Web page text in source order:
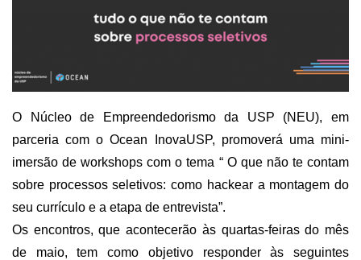
Polo São Carlos
Programas
Bolsa Startup USP
PGI-USP
Conexão USP
Conexão Inter-USP
Leis e Normas
Portal do Inventor
Inteligência Competitiva
O Núcleo de Empreendedorismo da USP (NEU), em
parceria com o Ocean InovaUSP, promoverá uma mini-
imersão de workshops com o tema “ O que não te contam
sobre processos seletivos: como hackear a montagem do
seu currículo e a etapa de entrevista”.
Os encontros, que acontecerão às quartas-feiras do mês
de maio, tem como objetivo responder às seguintes